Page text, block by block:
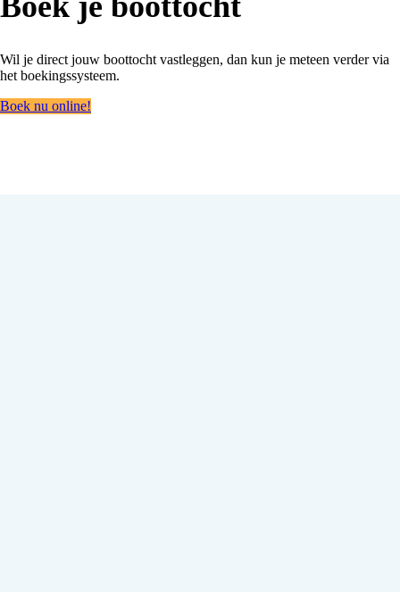
Wil je direct jouw boottocht vastleggen, dan kun je meteen verder via
het boekingssysteem.
Boek nu online!